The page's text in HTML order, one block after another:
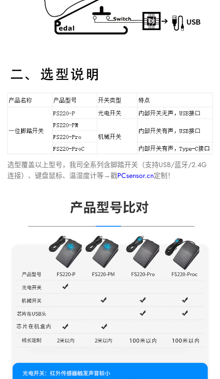
选型覆盖以上型号，我司全系列含脚踏开关（支持USB/蓝牙/2.4G
连接）、键盘鼠标、温湿度计等→戳PCsensor.cn定制！